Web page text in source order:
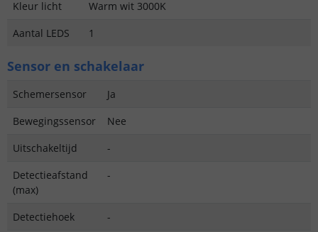
Kleur licht
Warm wit 3000K
Aantal LEDS
1
Sensor en schakelaar
Schemersensor
Ja
Bewegingssensor
Nee
Uitschakeltijd
-
Detectieafstand
(max)
-
Detectiehoek
-